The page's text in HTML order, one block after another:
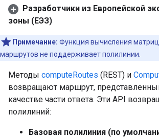
Разработчики из Европейской
зоны (ЕЭЗ)
Примечание: Функция вычисления
маршрутов не поддерживает полилинии.
Методы computeRoutes (REST) ​​и
возвращают маршрут,
качестве части ответа. Эти API
полилиний:
Базовая полилиния (по